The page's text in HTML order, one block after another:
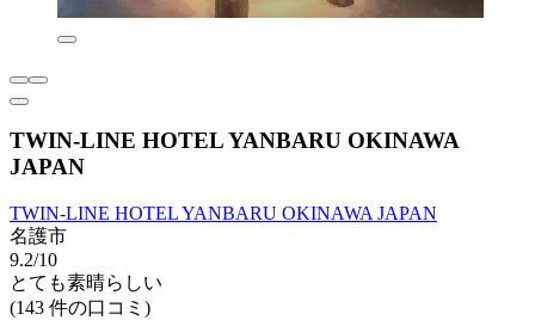
TWIN-LINE HOTEL YANBARU OKINAWA
JAPAN
TWIN-LINE HOTEL YANBARU OKINAWA JAPAN
名護市
9.2/10
とても素晴らしい
(143 件の口コミ)